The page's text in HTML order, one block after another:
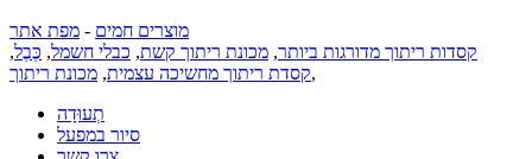
מוצרים חמים - מפת אתר
קסדות ריתוך מדורגות ביותר, מכונת ריתוך קשת, כבלי חשמל, כֶּבֶל,
קסדת ריתוך מחשיכה עצמית, מכונת ריתוך
,
תְעוּדָה
סיור במפעל